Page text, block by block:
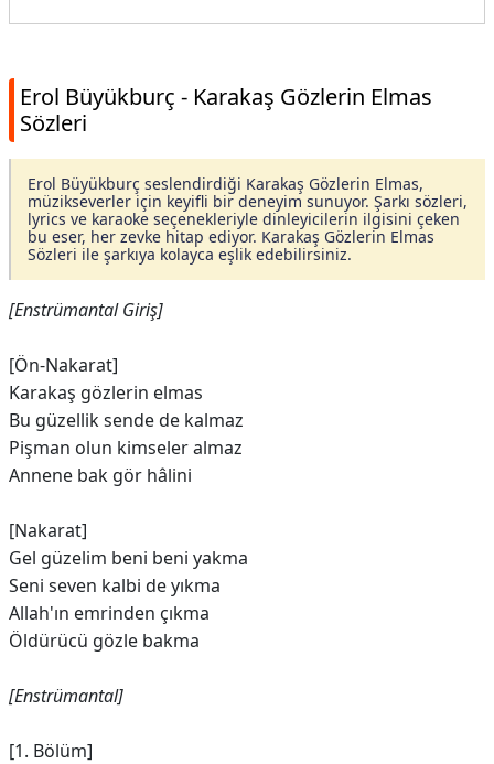
Erol Büyükburç - Karakaş Gözlerin Elmas
Sözleri
Erol Büyükburç seslendirdiği Karakaş Gözlerin Elmas,
müzikseverler için keyifli bir deneyim sunuyor. Şarkı sözleri,
lyrics ve karaoke seçenekleriyle dinleyicilerin ilgisini çeken
bu eser, her zevke hitap ediyor. Karakaş Gözlerin Elmas
Sözleri ile şarkıya kolayca eşlik edebilirsiniz.
[Enstrümantal Giriş]
[Ön-Nakarat]
Karakaş gözlerin elmas
Bu güzellik sende de kalmaz
Pişman olun kimseler almaz
Annene bak gör hâlini
[Nakarat]
Gel güzelim beni beni yakma
Seni seven kalbi de yıkma
Allah'ın emrinden çıkma
Öldürücü gözle bakma
[Enstrümantal]
[1. Bölüm]